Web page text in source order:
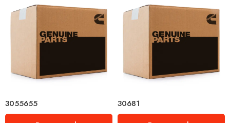
3055655
30681